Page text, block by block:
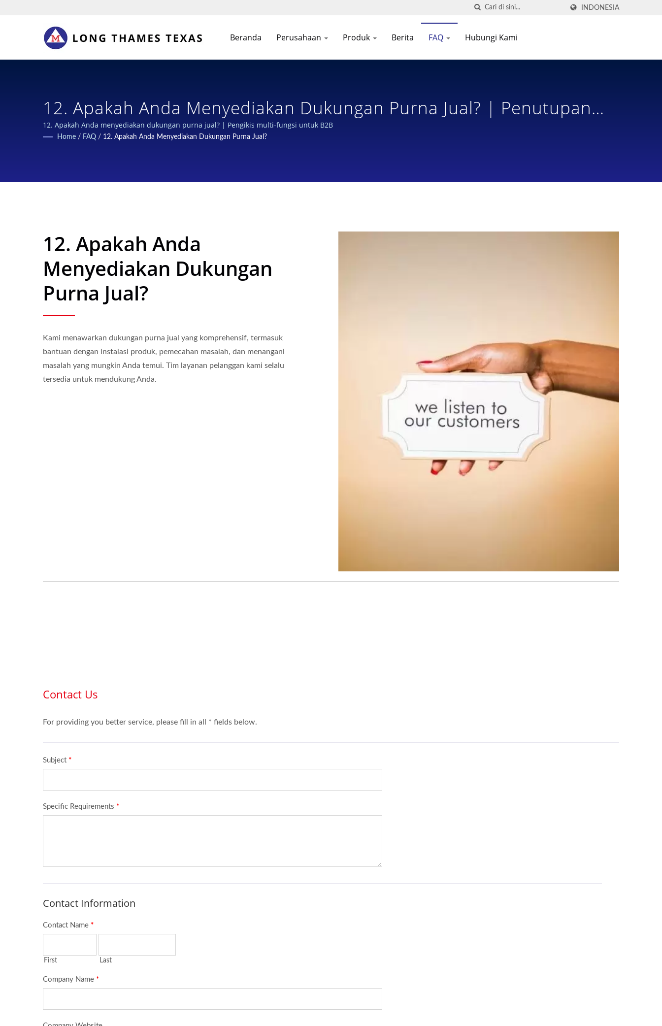
INDONESIA
Beranda Perusahaan Produk Berita FAQ Hubungi Kami
12. Apakah Anda Menyediakan Dukungan Purna Jual? | Penutupan
Yang Aman & Berkelanjutan Untuk Botol Kimia: Desain Terdepan Di
12. Apakah Anda menyediakan dukungan purna jual? | Pengikis multi-fungsi untuk B2B
Home / FAQ / 12. Apakah Anda Menyediakan Dukungan Purna Jual?
12. Apakah Anda
Menyediakan Dukungan
Purna Jual?
Kami menawarkan dukungan purna jual yang komprehensif, termasuk
bantuan dengan instalasi produk, pemecahan masalah, dan menangani
masalah yang mungkin Anda temui. Tim layanan pelanggan kami selalu
tersedia untuk mendukung Anda.